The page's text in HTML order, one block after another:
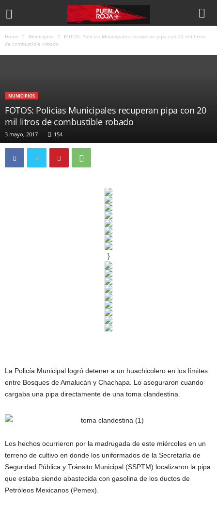
Home Municipios
FOTOS: Policías Municipales recuperan pipa con 20 mil litros
de combustible robado
MUNICIPIOS
FOTOS: Policías Municipales recuperan pipa con 20
mil litros de combustible robado
3 mayo, 2017 154
}
La Policía Municipal logró detener a un huachicolero en los límites
entre Bosques de Amalucán y Chachapa. Lo aseguraron cuando
cargaba una pipa directamente de una toma clandestina.
Los hechos ocurrieron por la madrugada de este miércoles en un
terreno de cultivo en donde los uniformados de la Secretaría de
Seguridad Pública y Tránsito Municipal (SSPTM) localizaron la pipa
que estaba siendo abastecida con gasolina de los ductos de
Petróleos Mexicanos (Pemex).